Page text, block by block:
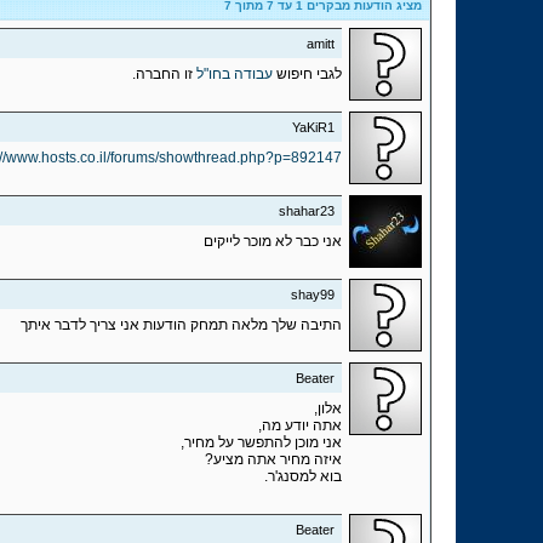
מציג הודעות מבקרים 1 עד 7מתוך 7
amitt
לגבי חיפוש עבודה בחו"לזו החברה.
YaKiR1
www.hosts.co.il/forums/showthread.php?p=892147
shahar23
אני כבר לא מוכר לייקים
shay99
התיבה שלך מלאה תמחק הודעות אני צריך לדבר איתך
Beater
אלון,
אתה יודע מה,
אני מוכן להתפשר על מחיר,
איזה מחיר אתה מציע?
בוא למסנג'ר.
Beater